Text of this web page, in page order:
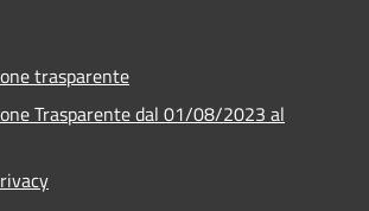
trasparente
Trasparente dal 01/08/2023 al